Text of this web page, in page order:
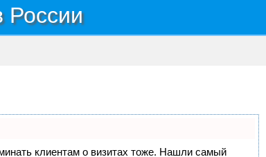
России
клиентам о визитах тоже. Нашли самый